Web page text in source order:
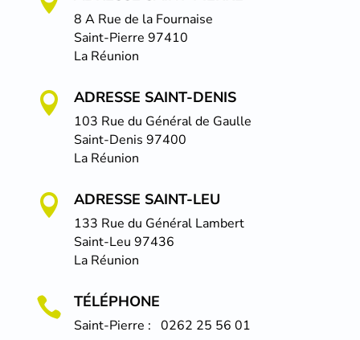
8 A Rue de la Fournaise
Saint-Pierre 97410
La Réunion
 ADRESSE SAINT-DENIS
103 Rue du Général de Gaulle
Saint-Denis 97400
La Réunion
 ADRESSE SAINT-LEU
133 Rue du Général Lambert
Saint-Leu 97436
La Réunion
 TÉLÉPHONE
Saint-Pierre : 0262 25 56 01